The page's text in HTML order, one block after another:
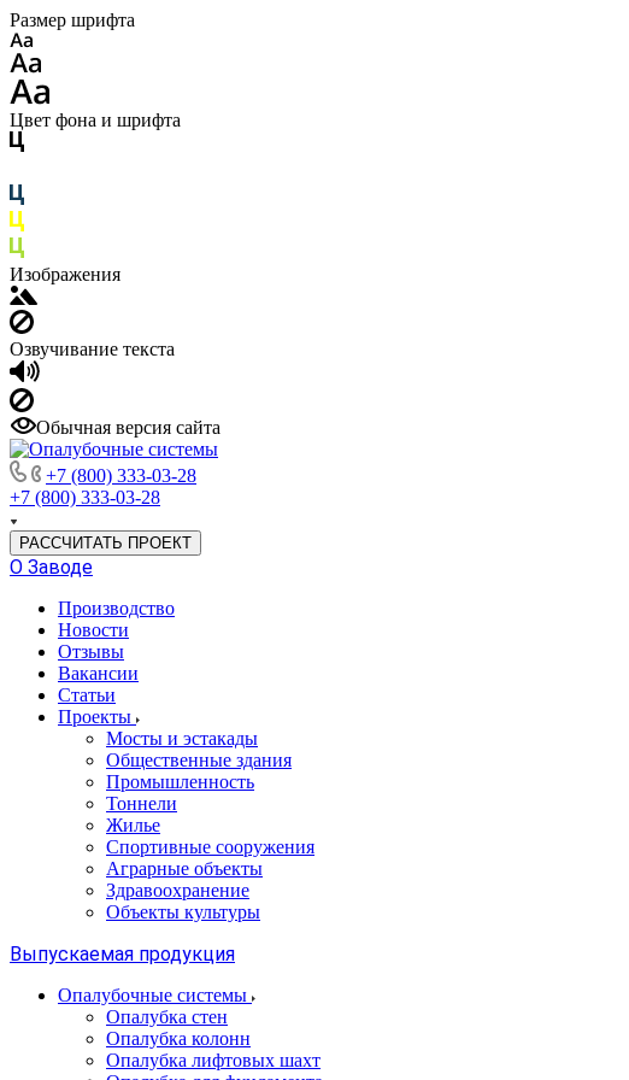
Размер шрифта
Цвет фона и шрифта
Изображения
Озвучивание текста
Обычная версия сайта
+7 (800) 333-03-28
+7 (800) 333-03-28
РАССЧИТАТЬ ПРОЕКТ
О Заводе
Производство
Новости
Отзывы
Вакансии
Статьи
Проекты
Мосты и эстакады
Общественные здания
Промышленность
Тоннели
Жилье
Спортивные сооружения
Аграрные объекты
Здравоохранение
Объекты культуры
Выпускаемая продукция
Опалубочные системы
Опалубка стен
Опалубка колонн
Опалубка лифтовых шахт